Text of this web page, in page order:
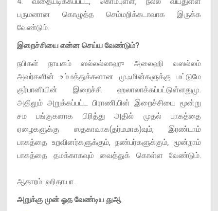
பருமனான கொழுத்த செம்மறிக்கடாவாக இருக்க
வேண்டும்.
இறைச்சியை என்ன செய்ய வேண்டும்?
நபிகள் நாயகம் ஸல்லல்லாஹு அலைஹி வஸல்லம்
அவர்களின் உம்மத்துக்களான முஃமின்களுக்கு மட்டுமே
குர்பானியின் இறைச்சி ஹலாலாக்கப்பட்டுள்ளதுமு.
அதிலும் அறுக்கப்பட்ட பிராணியின் இறைச்சியை மூன்று
சம பங்குகளாக பிரித்து அதில் முதல் பாகத்தை
ஏழைகளுக்கு ஸதகாவாக(தர்மமாக)வும், இரண்டாம்
பாகத்தை உறவினர்களுக்கும், நண்பர்களுக்கும், மூன்றாம்
பாகத்தை தமக்காகவும் வைத்துக் கொள்ள வேண்டும்.
ஆதாரம்: ஹிதாயா.
அறுக்கு முன் ஓத வேண்டிய துஆ